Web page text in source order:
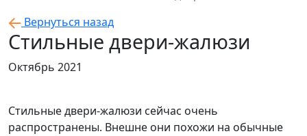
Вернуться назад
Стильные двери-жалюзи
Октябрь 2021
Стильные двери-жалюзи сейчас очень
распространены. Внешне они похожи на обычные